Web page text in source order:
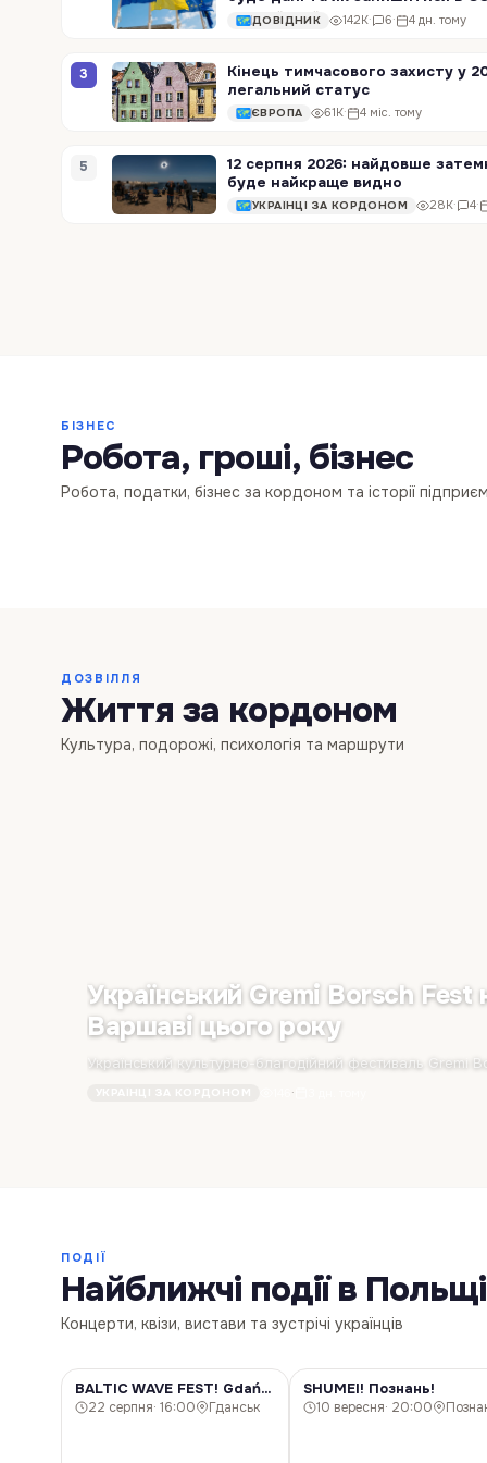
ДОВІДНИК 142K· 6· 4 дн. тому
3
Кінець тимчасового захисту у
легальний статус
ЄВРОПА 61K· 4 міс. тому
5
12 серпня 2026: найдовше
буде найкраще видно
УКРАЇНЦІ ЗА КОРДОНОМ 28K· 4·
БІЗНЕС
Робота, гроші, бізнес
Робота, податки, бізнес за кордоном та історії
Блакитна карта ЄС у Польщі:
критерії, мінімальна зарплата
та потрібні документи
2.8K БІЗНЕС
У Польщі підписано новий
закон про захист українських
біженців
У
ДОЗВІЛЛЯ
Життя за кордоном
Культура, подорожі, психологія та маршрути
Український Gremi Borsch Fest
Варшаві цього року
·
ПОДІЇ
Найближчі події в Польщі
Концерти, квізи, вистави та зустрічі українців
КОНЦЕРТ BALTIC WAVE FEST! Gdańsk!
22 серпня· 16:00 Гданськ
КОНЦЕРТ
SHUMEI! Познань!
10 вересня· 20:00